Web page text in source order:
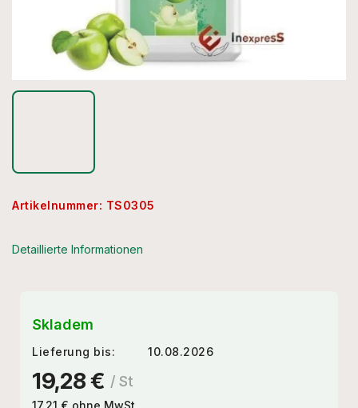
Artikelnummer: TS0305
19,28 € / St
17,21 € ohne MwSt.
Skladem
Lieferung bis: 10.08.2026
Detaillierte Informationen